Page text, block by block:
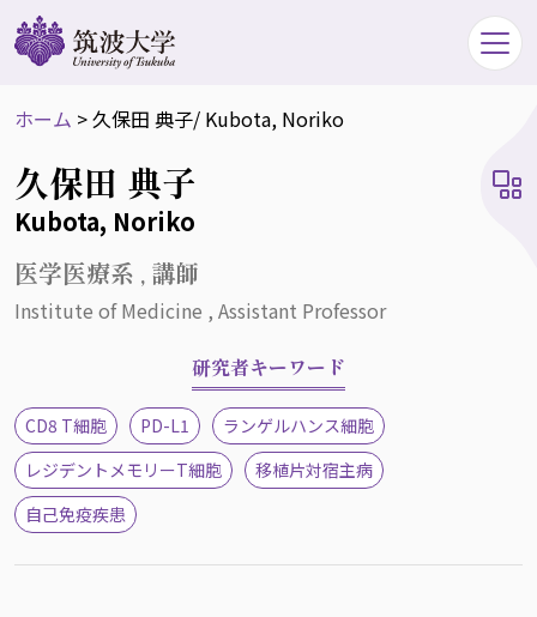
ホーム >久保田 典子/ Kubota, Noriko
久保田 典子
Kubota, Noriko
医学医療系 , 講師
Institute of Medicine , Assistant Professor
研究者キーワード
CD8 T細胞 PD-L1
ランゲルハンス細胞
レジデントメモリーT細胞
移植片対宿主病
自己免疫疾患